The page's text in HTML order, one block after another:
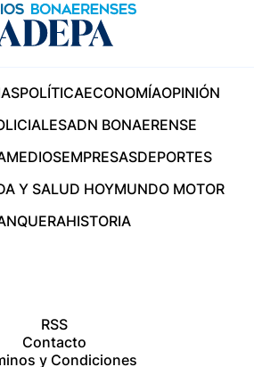
POLÍTICAECONOMÍAOPINIÓN
ADN BONAERENSE
MEDIOSEMPRESASDEPORTES
Y SALUD HOYMUNDO MOTOR
HISTORIA
RSS
Contacto
y Condiciones